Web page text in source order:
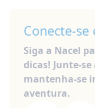
Conecte-se
Siga a Nacel
dicas! Junte-
mantenha-se
aventura.